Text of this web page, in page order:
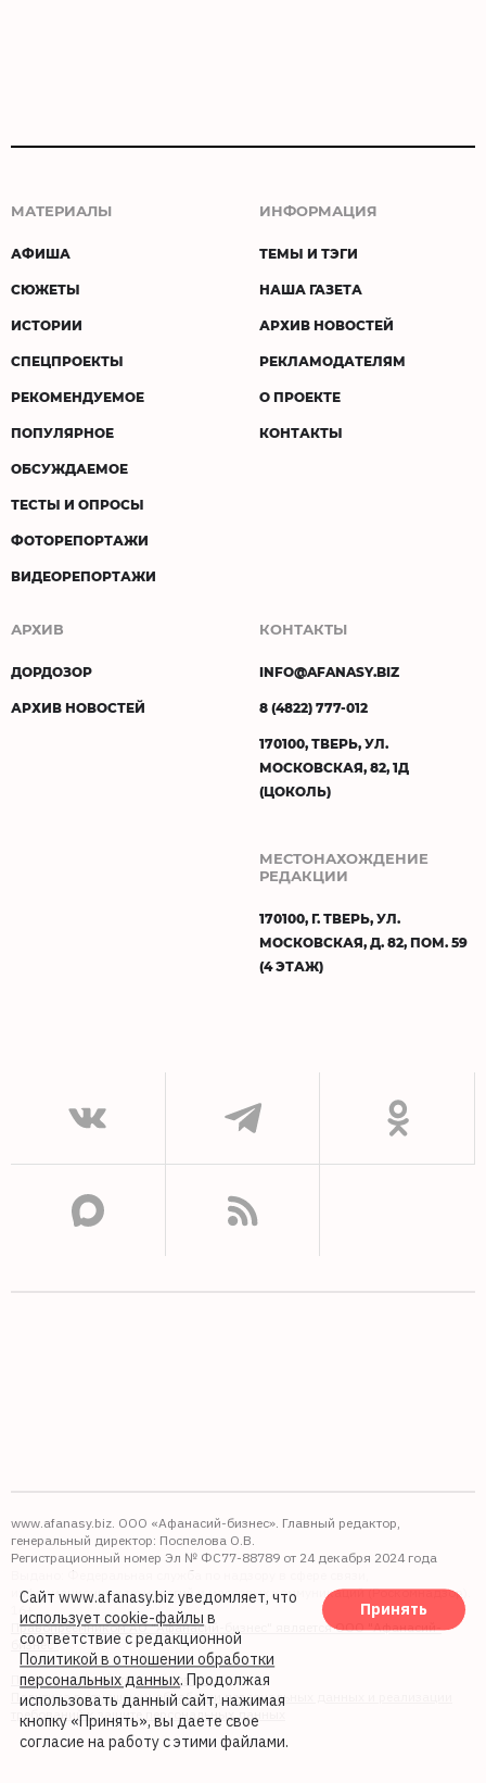
МАТЕРИАЛЫ
АФИША
СЮЖЕТЫ
ИСТОРИИ
СПЕЦПРОЕКТЫ
РЕКОМЕНДУЕМОЕ
ПОПУЛЯРНОЕ
ОБСУЖДАЕМОЕ
ТЕСТЫ И ОПРОСЫ
ФОТОРЕПОРТАЖИ
ВИДЕОРЕПОРТАЖИ
ИНФОРМАЦИЯ
ТЕМЫ И ТЭГИ
НАША ГАЗЕТА
АРХИВ НОВОСТЕЙ
РЕКЛАМОДАТЕЛЯМ
О ПРОЕКТЕ
КОНТАКТЫ
АРХИВ
ДОРДОЗОР
АРХИВ НОВОСТЕЙ
КОНТАКТЫ
INFO@AFANASY.BIZ
8 (4822) 777-012
170100, ТВЕРЬ, УЛ.
МОСКОВСКАЯ, 82, 1Д
(ЦОКОЛЬ)
МЕСТОНАХОЖДЕНИЕ
РЕДАКЦИИ
170100, Г. ТВЕРЬ, УЛ.
МОСКОВСКАЯ, Д. 82, ПОМ. 59
(4 ЭТАЖ)
www.afanasy.biz. ООО «Афанасий-бизнес». Главный редактор,
генеральный директор: Поспелова О.В.
Регистрационный номер Эл № ФС77-88789 от 24 декабря 2024 года
Выдано: Федеральная служба по надзору в сфере связи,
информационных технологий и массовых коммуникаций (Роскомнадзор).
Правопреемником АО "Афанасий-бизнес" является ООО "Афанасий-
бизнес"
Политика обработки файлов cookie
Политика в отношении обработки персональных данных и реализации
требований к защите персональных данных
Сайт www.afanasy.biz уведомляет, что
использует cookie-файлы в
соответствие с редакционной
Политикой в отношении обработки
персональных данных. Продолжая
использовать данный сайт, нажимая
кнопку «Принять», вы даете свое
согласие на работу с этими файлами.
Принять